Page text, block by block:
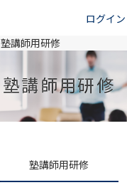
ログイン
塾講師用研修
塾講師用研修
塾講師用研修